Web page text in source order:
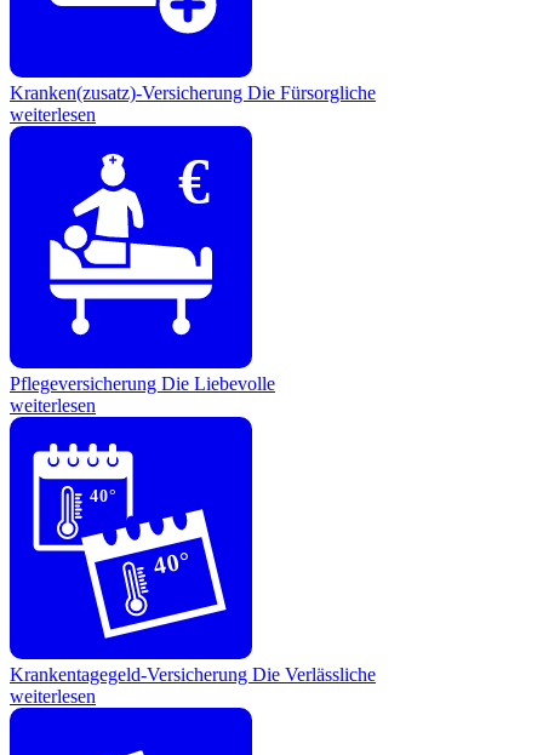
Kranken(zusatz)-Versicherung Die Fürsorgliche
weiterlesen
€
Pflegeversicherung Die Liebevolle
weiterlesen
40°
40°
Krankentagegeld-Versicherung Die Verlässliche
weiterlesen